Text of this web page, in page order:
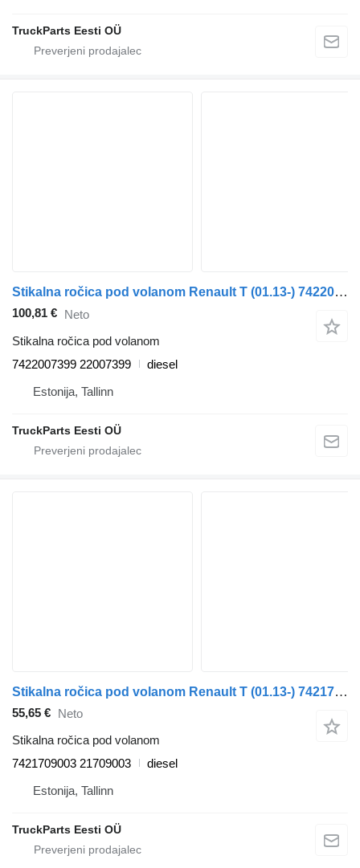
TruckParts Eesti OÜ
Stikalna ročica pod volanom Renault T (01.13-) 7422007399 za vlačilec Renault T (2013-)
100,81 € Neto
Stikalna ročica pod volanom
7422007399 22007399
diesel
Estonija, Tallinn
TruckParts Eesti OÜ
Stikalna ročica pod volanom Renault T (01.13-) 7421709003 za vlačilec Renault T (2013-)
55,65 € Neto
Stikalna ročica pod volanom
7421709003 21709003
diesel
Estonija, Tallinn
TruckParts Eesti OÜ